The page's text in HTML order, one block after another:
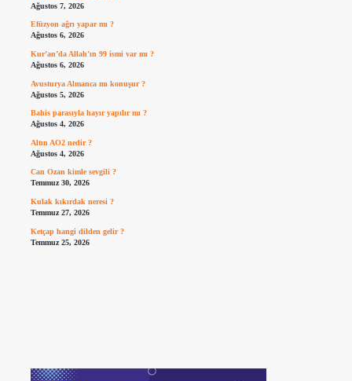
Ağustos 7, 2026
Efüzyon ağrı yapar mı ?
Ağustos 6, 2026
Kur’an’da Allah’ın 99 ismi var mı ?
Ağustos 6, 2026
Avusturya Almanca mı konuşur ?
Ağustos 5, 2026
Bahis parasıyla hayır yapılır mı ?
Ağustos 4, 2026
Altın AO2 nedir ?
Ağustos 4, 2026
Can Ozan kimle sevgili ?
Temmuz 30, 2026
Kulak kıkırdak neresi ?
Temmuz 27, 2026
Ketçap hangi dilden gelir ?
Temmuz 25, 2026